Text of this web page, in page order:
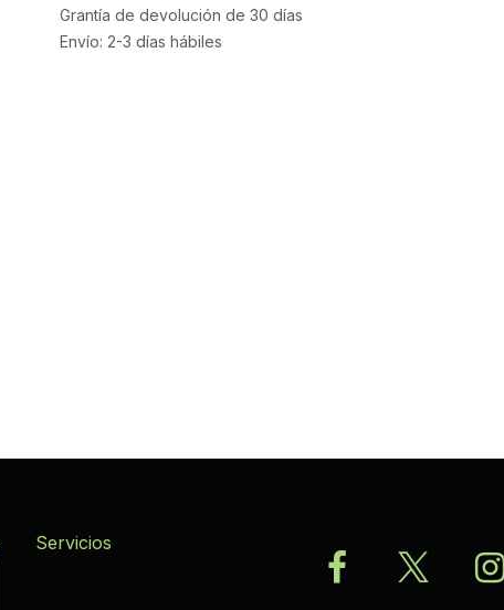
Grantía de devolución de 30 días
Envío: 2-3 días hábiles
Servicios